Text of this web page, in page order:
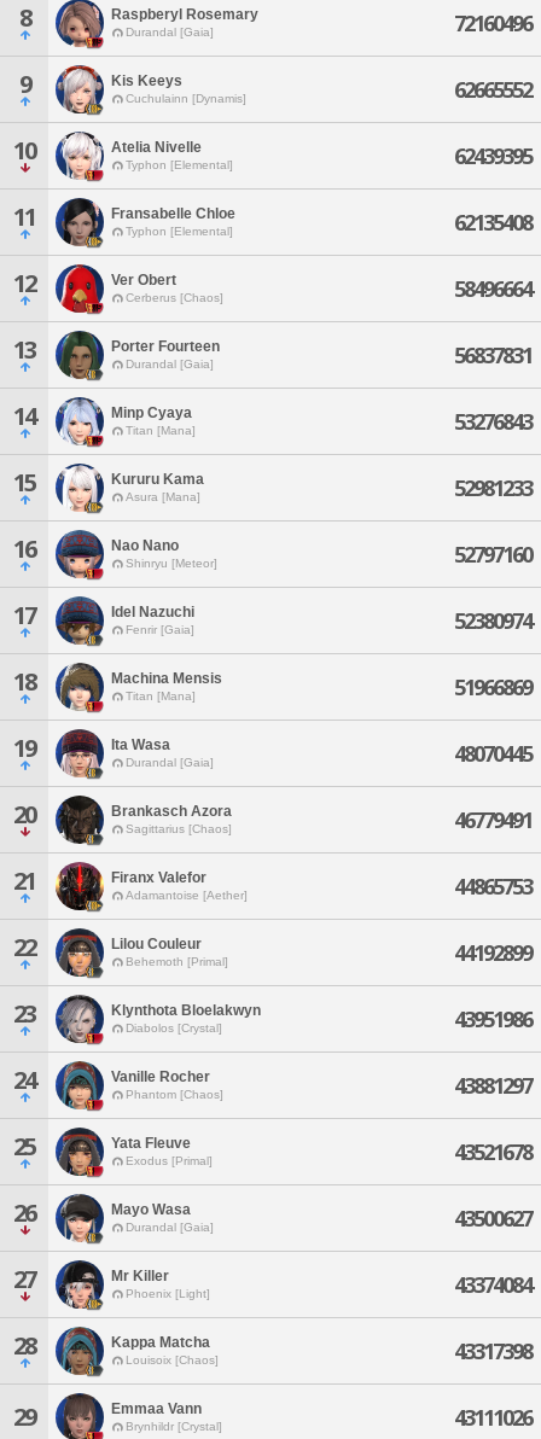
8 Raspberyl Rosemary
Durandal [Gaia] 72160496
9 Kis Keeys
Cuchulainn [Dynamis] 62665552
10 Atelia Nivelle
Typhon [Elemental] 62439395
11 Fransabelle Chloe
Typhon [Elemental] 62135408
12 Ver Obert
Cerberus [Chaos] 58496664
13 Porter Fourteen
Durandal [Gaia] 56837831
14 Minp Cyaya
Titan [Mana] 53276843
15 Kururu Kama
Asura [Mana] 52981233
16 Nao Nano
Shinryu [Meteor] 52797160
17 Idel Nazuchi
Fenrir [Gaia] 52380974
18 Machina Mensis
Titan [Mana] 51966869
19 Ita Wasa
Durandal [Gaia] 48070445
20 Brankasch Azora
Sagittarius [Chaos] 46779491
21 Firanx Valefor
Adamantoise [Aether] 44865753
22 Lilou Couleur
Behemoth [Primal] 44192899
23 Klynthota Bloelakwyn
Diabolos [Crystal] 43951986
24 Vanille Rocher
Phantom [Chaos] 43881297
25 Yata Fleuve
Exodus [Primal] 43521678
26 Mayo Wasa
Durandal [Gaia] 43500627
27 Mr Killer
Phoenix [Light] 43374084
28 Kappa Matcha
Louisoix [Chaos] 43317398
29 Emmaa Vann
Brynhildr [Crystal] 43111026